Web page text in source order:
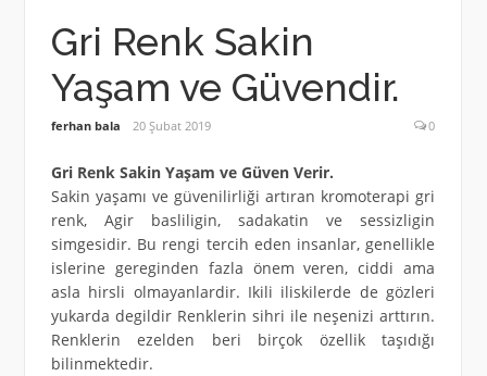
Gri Renk Sakin
Yaşam ve Güvendir.
ferhan bala 20 Şubat 2019 0
Gri Renk Sakin Yaşam ve Güven Verir.
Sakin yaşamı ve güvenilirliği artıran kromoterapi gri
renk, Agir basliligin, sadakatin ve sessizligin
simgesidir. Bu rengi tercih eden insanlar, genellikle
islerine gereginden fazla önem veren, ciddi ama
asla hirsli olmayanlardir. Ikili iliskilerde de gözleri
yukarda degildir Renklerin sihri ile neşenizi arttırın.
Renklerin ezelden beri birçok özellik taşıdığı
bilinmektedir.